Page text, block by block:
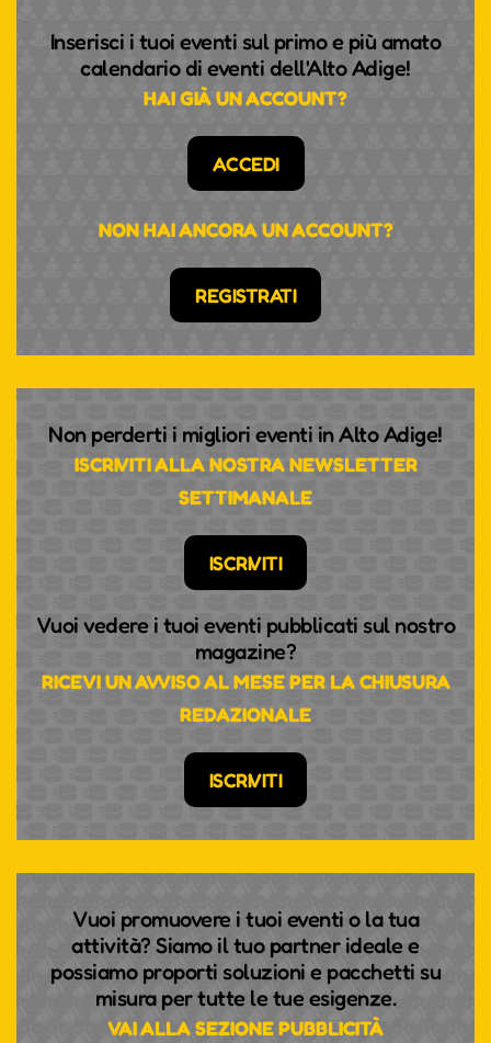
Inserisci i tuoi eventi sul primo e più amato
calendario di eventi dell'Alto Adige!
HAI GIÀ UN ACCOUNT?
ACCEDI
NON HAI ANCORA UN ACCOUNT?
REGISTRATI
Non perderti i migliori eventi in Alto Adige!
ISCRIVITI ALLA NOSTRA NEWSLETTER
SETTIMANALE
ISCRIVITI
Vuoi vedere i tuoi eventi pubblicati sul nostro
magazine?
RICEVI UN AVVISO AL MESE PER LA CHIUSURA
REDAZIONALE
ISCRIVITI
Vuoi promuovere i tuoi eventi o la tua
attività? Siamo il tuo partner ideale e
possiamo proporti soluzioni e pacchetti su
misura per tutte le tue esigenze.
VAI ALLA SEZIONE PUBBLICITÀ